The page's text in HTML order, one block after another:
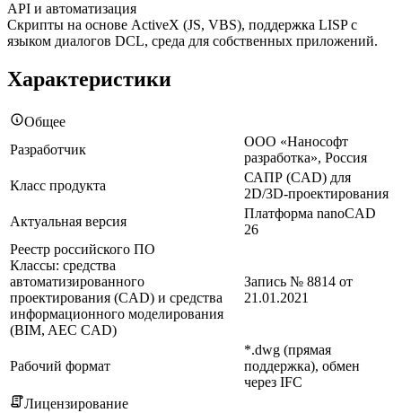
API и автоматизация
Скрипты на основе ActiveX (JS, VBS), поддержка LISP с
языком диалогов DCL, среда для собственных приложений.
Характеристики
Общее
Разработчик
ООО «Нанософт
разработка», Россия
Класс продукта
САПР (CAD) для
2D/3D-проектирования
Актуальная версия
Платформа nanoCAD
26
Реестр российского ПО
Классы: средства
автоматизированного
проектирования (CAD) и средства
информационного моделирования
(BIM, AEC CAD)
Запись № 8814 от
21.01.2021
Рабочий формат
*.dwg (прямая
поддержка), обмен
через IFC
Лицензирование